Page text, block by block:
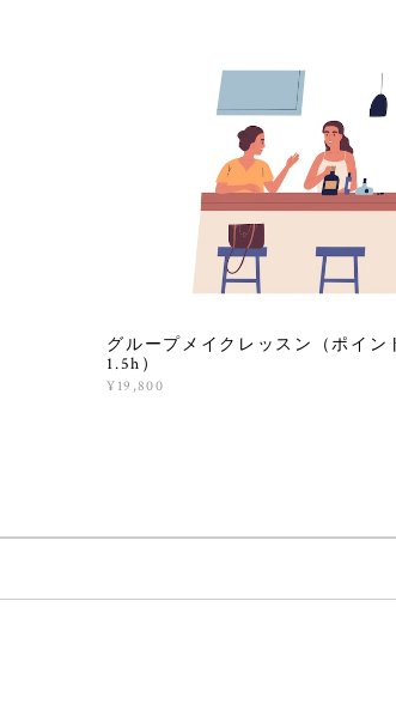
グループメイクレッスン（ポイン
1.5h）
¥19,800